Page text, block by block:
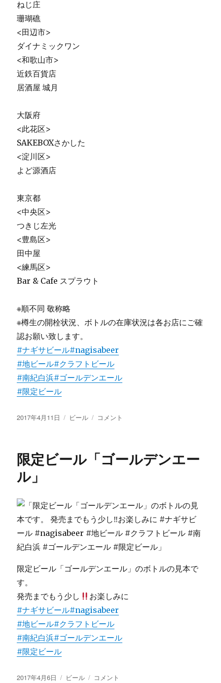
ねじ庄
珊瑚礁
<田辺市>
ダイナミックワン
<和歌山市>
近鉄百貨店
居酒屋 城月
大阪府
<此花区>
SAKEBOXさかした
<淀川区>
よど源酒店
東京都
<中央区>
つきじ左光
<豊島区>
田中屋
<練馬区>
Bar & Cafe スプラウト
※順不同 敬称略
※樽生の開栓状況、ボトルの在庫状況は各お店にご確
認お願い致します。
#ナギサビール#nagisabeer
#地ビール#クラフトビール
#南紀白浜#ゴールデンエール
#限定ビール
投
2017年4月11日
カ
ー
ビール
ゴ
ン
売
開
始
コメント
限定ビール「ゴールデンエー
ル」
限定ビール「ゴールデンエール」のボトルの見本で
す。
発売までもう少し
お楽しみに
#ナギサビール#nagisabeer
#地ビール#クラフトビール
#南紀白浜#ゴールデンエール
#限定ビール
投
2017年4月6日
カ
ビール
限
コメント